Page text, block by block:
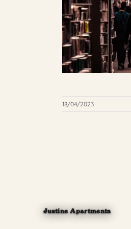
18/04/2023
Justine Apartments